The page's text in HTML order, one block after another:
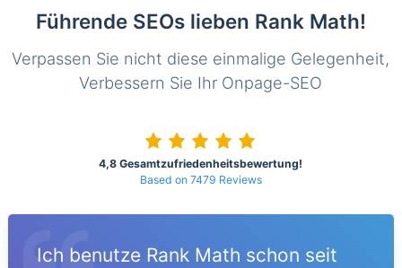
Führende SEOs lieben Rank Math!
Verpassen Sie nicht diese einmalige Gelegenheit,
Verbessern Sie Ihr Onpage-SEO
4,8 Gesamtzufriedenheitsbewertung!
Based on 7479 Reviews
Ich benutze Rank Math schon seit